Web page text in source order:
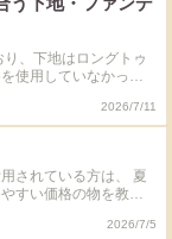
地との組み合わせでし
、下地はロングトゥ
使用していなかった
UVnを購入しました。
ロングトゥニュ→タ
しています。 クレー
用されている方は、下
どはどのようにされ
2026/7/11
されている方は、 夏
ている組み合わせを聞
2026/7/5